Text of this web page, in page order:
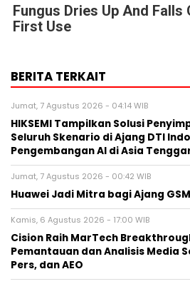
Fungus Dries Up And
First Use
BERITA TERKAIT
Jumat, 7 Agustus 2026 - 04:14 WIB
HIKSEMI Tampilkan Solusi
Seluruh Skenario di Ajang DTI
Pengembangan AI di Asia
Jumat, 7 Agustus 2026 - 00:42 WIB
Huawei Jadi Mitra bagi Ajang
Kamis, 6 Agustus 2026 - 17:00 WIB
Cision Raih MarTech
Pemantauan dan Analisis Media
Pers, dan AEO